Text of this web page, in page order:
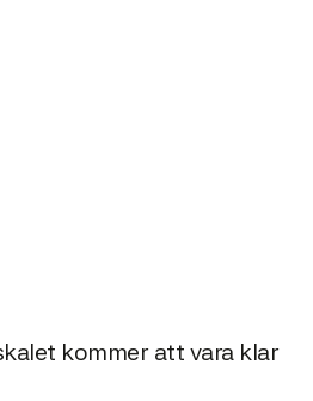
kommer att vara klar